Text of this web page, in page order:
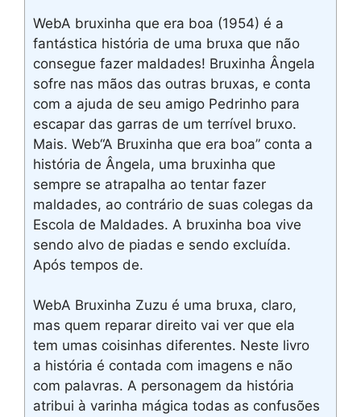
WebA bruxinha que era boa (1954) é a
fantástica história de uma bruxa que não
consegue fazer maldades! Bruxinha Ângela
sofre nas mãos das outras bruxas, e conta
com a ajuda de seu amigo Pedrinho para
escapar das garras de um terrível bruxo.
Mais. Web“A Bruxinha que era boa” conta a
história de Ângela, uma bruxinha que
sempre se atrapalha ao tentar fazer
maldades, ao contrário de suas colegas da
Escola de Maldades. A bruxinha boa vive
sendo alvo de piadas e sendo excluída.
Após tempos de.
WebA Bruxinha Zuzu é uma bruxa, claro,
mas quem reparar direito vai ver que ela
tem umas coisinhas diferentes. Neste livro
a história é contada com imagens e não
com palavras. A personagem da história
atribui à varinha mágica todas as confusões